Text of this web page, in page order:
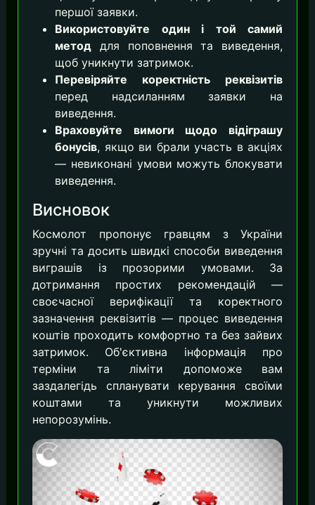
першої заявки.
Використовуйте один і той самий
метод для поповнення та виведення,
щоб уникнути затримок.
Перевіряйте коректність реквізитів
перед надсиланням заявки на
виведення.
Враховуйте вимоги щодо відіграшу
бонусів, якщо ви брали участь в акціях
— невиконані умови можуть блокувати
виведення.
Висновок
Космолот пропонує гравцям з України
зручні та досить швидкі способи виведення
виграшів із прозорими умовами. За
дотримання простих рекомендацій —
своєчасної верифікації та коректного
зазначення реквізитів — процес виведення
коштів проходить комфортно та без зайвих
затримок. Об'єктивна інформація про
терміни та ліміти допоможе вам
заздалегідь спланувати керування своїми
коштами та уникнути можливих
непорозумінь.